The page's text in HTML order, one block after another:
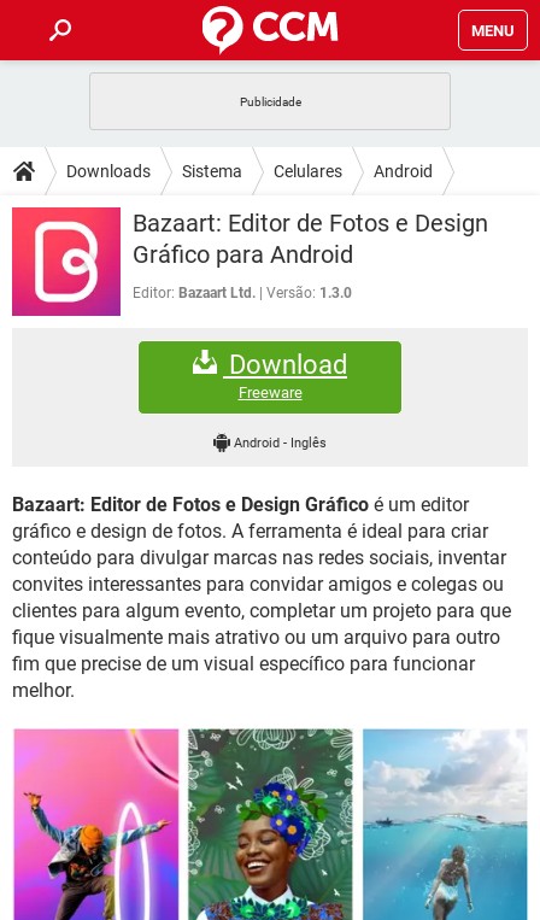
MENU
CELULAR FACEBOOK
OUTLOOK EXCEL
INSTAGRAM GMAIL
GUIA DE COMPRAS
DICAS
JOGOS WHATSAPP
CELULAR
OUTLOOK
DOWNLOADS
JOGOS WHATSAPP
CELULAR FACEBOOK
EXCEL
GMAIL
FÓRUM
FACEBOOK
EXCEL
GMAIL
WHATSAPP
INSTAGRAM GMAIL
GUIA DE COMPRAS
Downloads Sistema Celulares Android
Bazaart: Editor de Fotos e Design
Gráfico para Android
Editor: Bazaart Ltd. Versão: 1.3.0
Download
Freeware
Android- Inglês
Bazaart: Editor de Fotos e Design Gráfico é um editor
gráfico e design de fotos. A ferramenta é ideal para criar
conteúdo para divulgar marcas nas redes sociais, inventar
convites interessantes para convidar amigos e colegas ou
clientes para algum evento, completar um projeto para que
fique visualmente mais atrativo ou um arquivo para outro
fim que precise de um visual específico para funcionar
melhor.